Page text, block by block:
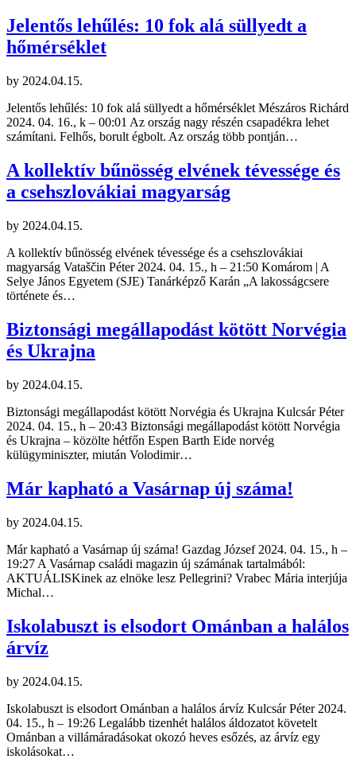
Jelentős lehűlés: 10 fok alá süllyedt a
hőmérséklet
by 2024.04.15.
Jelentős lehűlés: 10 fok alá süllyedt a hőmérséklet Mészáros Richárd
2024. 04. 16., k – 00:01 Az ország nagy részén csapadékra lehet
számítani. Felhős, borult égbolt. Az ország több pontján…
A kollektív bűnösség elvének tévessége és
a csehszlovákiai magyarság
by 2024.04.15.
A kollektív bűnösség elvének tévessége és a csehszlovákiai
magyarság Vataščin Péter 2024. 04. 15., h – 21:50 Komárom | A
Selye János Egyetem (SJE) Tanárképző Karán „A lakosságcsere
története és…
Biztonsági megállapodást kötött Norvégia
és Ukrajna
by 2024.04.15.
Biztonsági megállapodást kötött Norvégia és Ukrajna Kulcsár Péter
2024. 04. 15., h – 20:43 Biztonsági megállapodást kötött Norvégia
és Ukrajna – közölte hétfőn Espen Barth Eide norvég
külügyminiszter, miután Volodimir…
Már kapható a Vasárnap új száma!
by 2024.04.15.
Már kapható a Vasárnap új száma! Gazdag József 2024. 04. 15., h –
19:27 A Vasárnap családi magazin új számának tartalmából:
AKTUÁLISKinek az elnöke lesz Pellegrini? Vrabec Mária interjúja
Michal…
Iskolabuszt is elsodort Ománban a halálos
árvíz
by 2024.04.15.
Iskolabuszt is elsodort Ománban a halálos árvíz Kulcsár Péter 2024.
04. 15., h – 19:26 Legalább tizenhét halálos áldozatot követelt
Ománban a villámáradásokat okozó heves esőzés, az árvíz egy
iskolásokat…